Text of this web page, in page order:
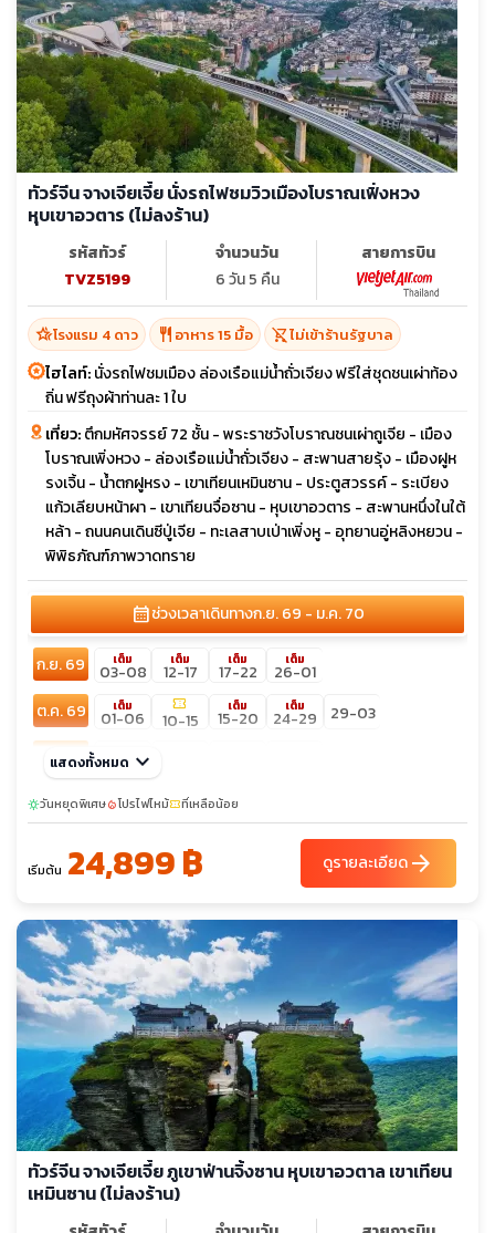
ทัวร์จีน จางเจียเจี้ย นั่งรถไฟชมวิวเมืองโบราณเฟิ่งหวง
หุบเขาอวตาร (ไม่ลงร้าน)
รหัสทัวร์
TVZ5199
จำนวนวัน
6 วัน 5 คืน
สายการบิน
hotel_classโรงแรม 4 ดาว restaurant อาหาร 15 มื้อ shopping_cart_offไม่เข้าร้านรัฐบาล
ไฮไลท์:นั่งรถไฟชมเมือง ล่องเรือแม่น้ำถั่วเจียง ฟรีใส่ชุดชนเผ่าท้อง
ถิ่น ฟรีถุงผ้าท่านละ 1 ใบ
เที่ยว:ตึกมหัศจรรย์ 72 ชั้น - พระราชวังโบราณชนเผ่าถูเจีย - เมือง
โบราณเพิ่งหวง - ล่องเรือแม่น้ำถั่วเจียง - สะพานสายรุ้ง - เมืองฝูห
รงเจิ้น - น้ำตกฝูหรง - เขาเทียนเหมินซาน - ประตูสวรรค์ - ระเบียง
แก้วเลียบหน้าผา - เขาเทียนจื่อซาน - หุบเขาอวตาร - สะพานหนึ่งในใต้
หล้า - ถนนคนเดินซีปู่เจีย - ทะเลสาบเป่าเพิ่งหู - อุทยานอู่หลิงหยวน -
พิพิธภัณฑ์ภาพวาดทราย
calendar_monthช่วงเวลาเดินทางก.ย. 69 - ม.ค. 70
ก.ย. 69 เต็ม
03-08
เต็ม
12-17
เต็ม
17-22
เต็ม
26-01
ต.ค. 69
เต็ม
01-06
confirmation_number
10-15
เต็ม
15-20
เต็ม
24-29
29-03
พ.ย. 69
07-12
ธ.ค. 69
sunny
05-10
sunny
10-15 19-24
แสดงทั้งหมด keyboard_arrow_down
sunnyวันหยุดพิเศษlocal_fire_departmentโปรไฟไหม้confirmation_numberที่เหลือน้อย
เริ่มต้น 24,899 ฿ ดูรายละเอียดarrow_forward
ทัวร์จีน จางเจียเจี้ย ภูเขาฟ่านจิ้งซาน หุบเขาอวตาล เขาเทียน
เหมินซาน (ไม่ลงร้าน)